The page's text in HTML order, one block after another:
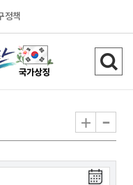
정책
검
색
기
+ -